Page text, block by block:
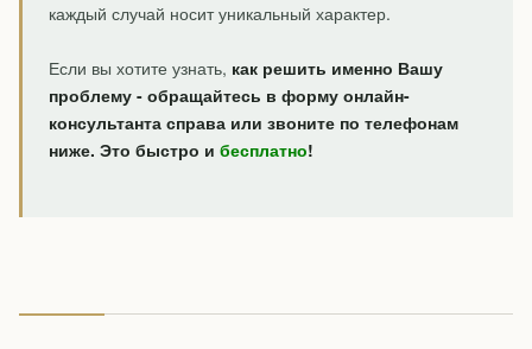
каждый случай носит уникальный характер.
Если вы хотите узнать, как решить именно Вашу
проблему - обращайтесь в форму онлайн-
консультанта справа или звоните по телефонам
ниже. Это быстро и бесплатно!